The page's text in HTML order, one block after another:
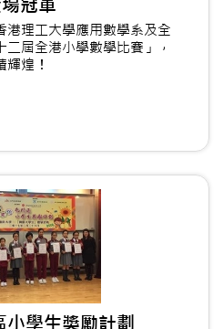
冠軍
港理工大學應用數學系及全
屆全港小學數學比賽」，
煌！
小學生獎勵計劃